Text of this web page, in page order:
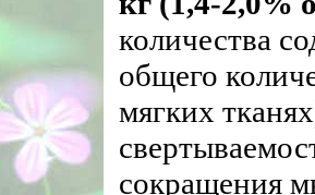
количества
общего
мягких
сокращения